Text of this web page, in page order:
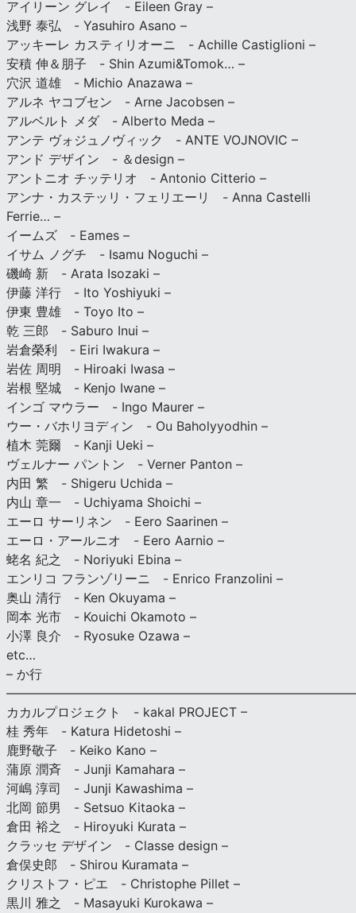
アイリーン グレイ - Eileen Gray –
浅野 泰弘 - Yasuhiro Asano –
アッキーレ カスティリオーニ - Achille Castiglioni –
安積 伸＆朋子 - Shin Azumi&Tomok… –
穴沢 道雄 - Michio Anazawa –
アルネ ヤコブセン - Arne Jacobsen –
アルベルト メダ - Alberto Meda –
アンテ ヴォジュノヴィック - ANTE VOJNOVIC –
アンド デザイン - ＆design –
アントニオ チッテリオ - Antonio Citterio –
アンナ・カステッリ・フェリエーリ - Anna Castelli
Ferrie… –
イームズ - Eames –
イサム ノグチ - Isamu Noguchi –
磯崎 新 - Arata Isozaki –
伊藤 洋行 - Ito Yoshiyuki –
伊東 豊雄 - Toyo Ito –
乾 三郎 - Saburo Inui –
岩倉榮利 - Eiri Iwakura –
岩佐 周明 - Hiroaki Iwasa –
岩根 堅城 - Kenjo Iwane –
インゴ マウラー - Ingo Maurer –
ウー・バホリヨディン - Ou Baholyyodhin –
植木 莞爾 - Kanji Ueki –
ヴェルナー パントン - Verner Panton –
内田 繁 - Shigeru Uchida –
内山 章一 - Uchiyama Shoichi –
エーロ サーリネン - Eero Saarinen –
エーロ・アールニオ - Eero Aarnio –
蛯名 紀之 - Noriyuki Ebina –
エンリコ フランゾリーニ - Enrico Franzolini –
奥山 清行 - Ken Okuyama –
岡本 光市 - Kouichi Okamoto –
小澤 良介 - Ryosuke Ozawa –
etc…
– か行
カカルプロジェクト - kakal PROJECT –
桂 秀年 - Katura Hidetoshi –
鹿野敬子 - Keiko Kano –
蒲原 潤斉 - Junji Kamahara –
河嶋 淳司 - Junji Kawashima –
北岡 節男 - Setsuo Kitaoka –
倉田 裕之 - Hiroyuki Kurata –
クラッセ デザイン - Classe design –
倉俣史郎 - Shirou Kuramata –
クリストフ・ピエ - Christophe Pillet –
黒川 雅之 - Masayuki Kurokawa –